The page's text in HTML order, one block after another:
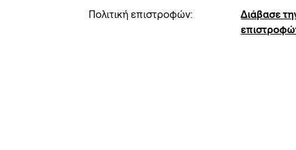
Πολιτική επιστροφών:
Διάβασε